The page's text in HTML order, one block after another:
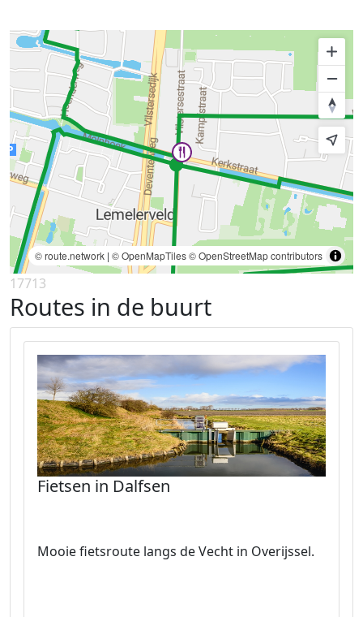
© route.network | © OpenMapTiles© OpenStreetMap contributors
17713
Routes in de buurt
Fietsen in Dalfsen
Mooie fietsroute langs de Vecht in Overijssel.